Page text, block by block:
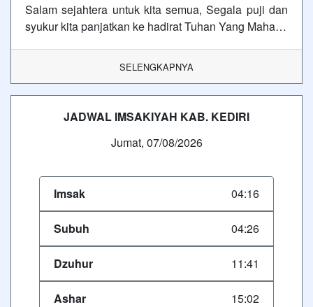
Salam sejahtera untuk kita semua, Segala puji dan
syukur kita panjatkan ke hadirat Tuhan Yang Maha…
SELENGKAPNYA
JADWAL IMSAKIYAH KAB. KEDIRI
Jumat, 07/08/2026
Imsak 04:16
Subuh 04:26
Dzuhur 11:41
Ashar 15:02